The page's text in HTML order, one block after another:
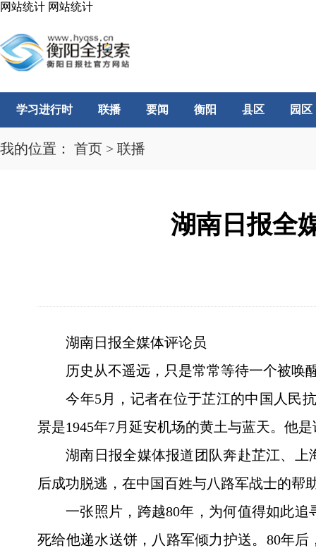
网站统计 网站统计
学习进行时 联播 要闻 衡阳 县区 园区
我的位置： 首页 > 联播
湖南日报全
湖南日报全媒体评论员
历史从不遥远，只是常常等待一个被唤
今年5月，记者在位于芷江的中国人民
景是1945年7月延安机场的黄土与蓝天。他
湖南日报全媒体报道团队奔赴芷江、
后成功脱逃，在中国百姓与八路军战士的帮
一张照片，跨越80年，为何值得如此
死给他递水送饼，八路军倾力护送。80年